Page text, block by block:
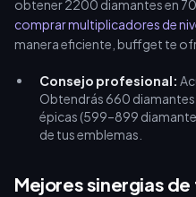
obtener 2200 diamantes en
comprar multiplicadores de
manera eficiente, buffget te
Consejo profesional:
Obtendrás 660
épicas (599–899
de tus emblemas.
Mejores sinergias